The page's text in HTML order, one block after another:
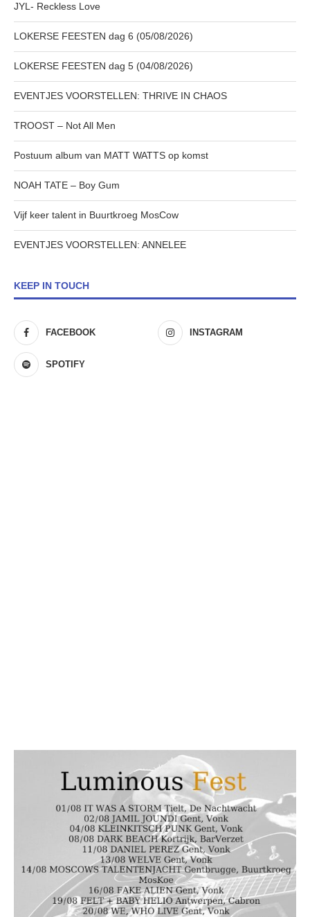
JYL- Reckless Love
LOKERSE FEESTEN dag 6 (05/08/2026)
LOKERSE FEESTEN dag 5 (04/08/2026)
EVENTJES VOORSTELLEN: THRIVE IN CHAOS
TROOST – Not All Men
Postuum album van MATT WATTS op komst
NOAH TATE – Boy Gum
Vijf keer talent in Buurtkroeg MosCow
EVENTJES VOORSTELLEN: ANNELEE
KEEP IN TOUCH
FACEBOOK INSTAGRAM
SPOTIFY